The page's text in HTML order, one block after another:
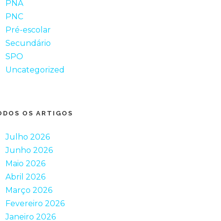
PNA
PNC
Pré-escolar
Secundário
SPO
Uncategorized
OS ARTIGOS
Julho 2026
Junho 2026
Maio 2026
Abril 2026
Março 2026
Fevereiro 2026
Janeiro 2026